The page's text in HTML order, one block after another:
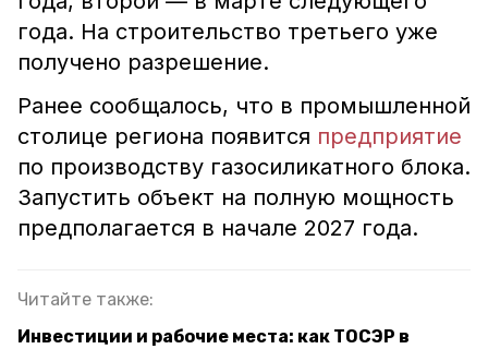
года. На строительство третьего уже
получено разрешение.
Ранее сообщалось, что в промышленной
столице региона появится предприятие
по производству газосиликатного блока.
Запустить объект на полную мощность
предполагается в начале 2027 года.
Читайте также:
Инвестиции и рабочие места: как ТОСЭР в